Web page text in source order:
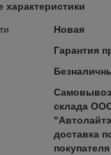
характеристики
Новая
Гарантия
Самовывоз
склада
доставка
покупателя